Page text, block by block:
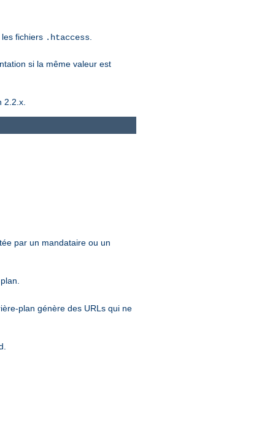
fichiers .htaccess
si la même valeur est
2.2.x.
par un mandataire ou un
plan génère des URLs qui ne